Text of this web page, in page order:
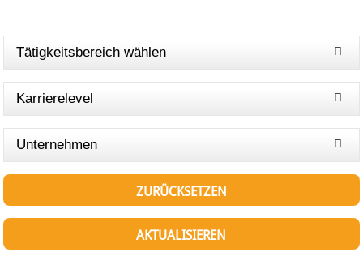
Tätigkeitsbereich wählen
Karrierelevel
Unternehmen
ZURÜCKSETZEN
AKTUALISIEREN